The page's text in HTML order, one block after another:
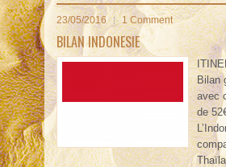
23/05/2016 1 Comment
BILAN INDONESIE
Bilan
avec
de